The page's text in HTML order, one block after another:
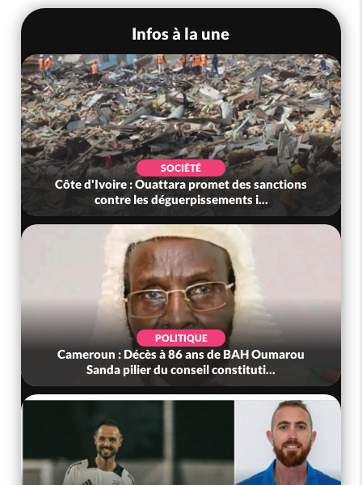
Infos à la une
SOCIÉTÉ
Côte d'Ivoire : Ouattara promet des sanctions
contre les déguerpissements i...
POLITIQUE
Cameroun : Décès à 86 ans de BAH Oumarou
Sanda pilier du conseil constituti...